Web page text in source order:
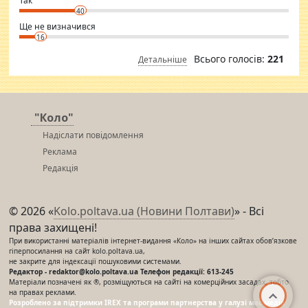
40
Ще не визначився
16
Детальніше Всього голосів: 221
"Коло"
Надіслати повідомлення
Реклама
Редакція
© 2026 «Kolo.poltava.ua (Новини Полтави)» - Всі
права захищені!
При використанні матеріалів інтернет-видання «Коло» на інших сайтах обов’язкове
гіперпосилання на сайт kolo.poltava.ua,
не закрите для індексації пошуковими системами.
Редактор - redaktor@kolo.poltava.ua Телефон редакції: 613-245
Матеріали позначені як ®, розміщуються на сайті на комерційних засадах, тобто
на правах реклами.
Розроблено за підтримки IREX та програми партнерства у галузі мас-медіа